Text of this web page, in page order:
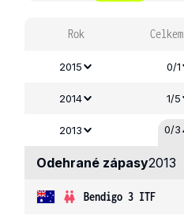
Rok Celkem
2015 0/1
2014 1/5
2013 0/3
Odehrané zápasy2013
Bendigo 3 ITF